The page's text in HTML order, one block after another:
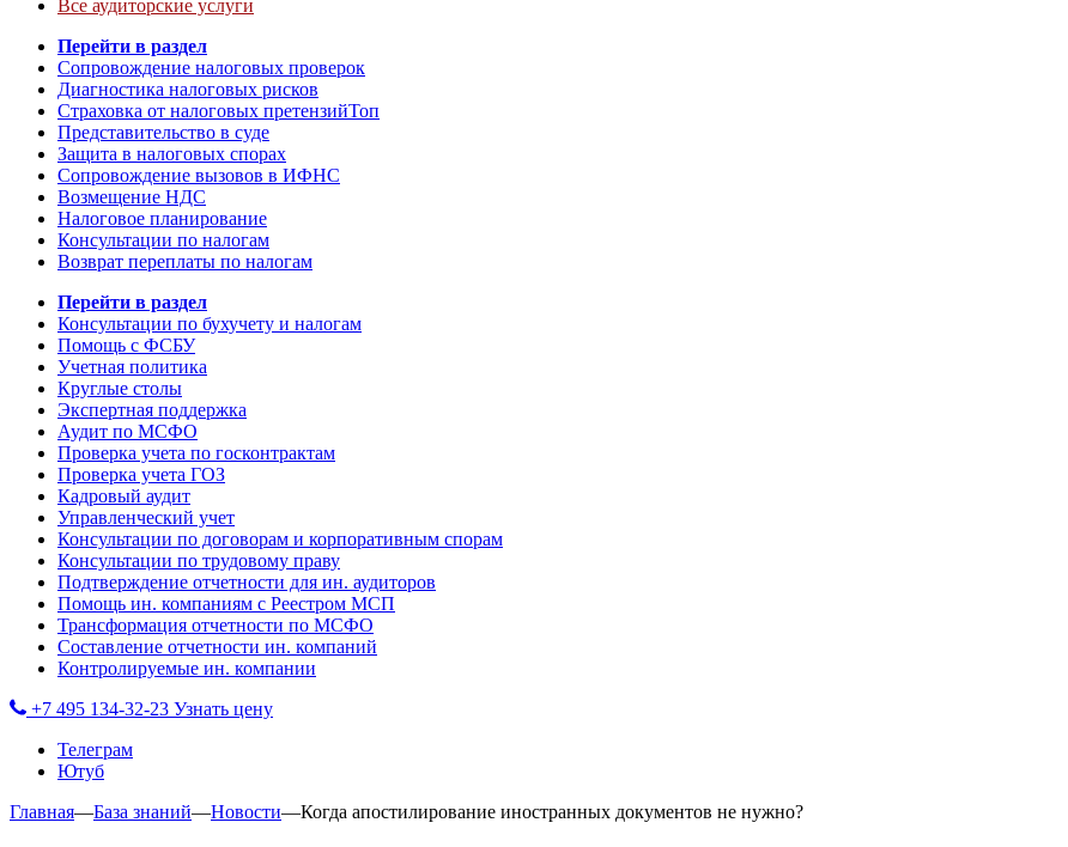
Все аудиторские услуги
Перейти в раздел
Сопровождение налоговых проверок
Диагностика налоговых рисков
Страховка от налоговых претензийТоп
Представительство в суде
Защита в налоговых спорах
Сопровождение вызовов в ИФНС
Возмещение НДС
Налоговое планирование
Консультации по налогам
Возврат переплаты по налогам
Перейти в раздел
Консультации по бухучету и налогам
Помощь с ФСБУ
Учетная политика
Круглые столы
Экспертная поддержка
Аудит по МСФО
Проверка учета по госконтрактам
Проверка учета ГОЗ
Кадровый аудит
Управленческий учет
Консультации по договорам и корпоративным спорам
Консультации по трудовому праву
Подтверждение отчетности для ин. аудиторов
Помощь ин. компаниям с Реестром МСП
Трансформация отчетности по МСФО
Составление отчетности ин. компаний
Контролируемые ин. компании
+7 495 134-32-23 Узнать цену
Телеграм
Ютуб
Главная—База знаний—Новости—Когда апостилирование иностранных документов не нужно?